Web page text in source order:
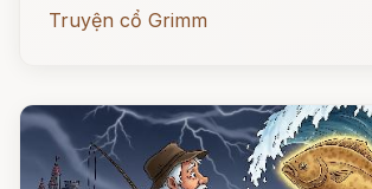
Truyện cổ Grimm